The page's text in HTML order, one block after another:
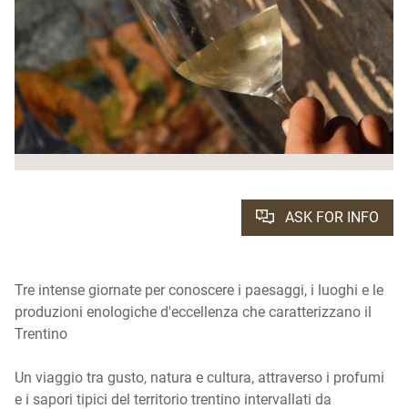
ASK FOR INFO
Tre intense giornate per conoscere i paesaggi, i luoghi e le
produzioni enologiche d'eccellenza che caratterizzano il
Trentino
Un viaggio tra gusto, natura e cultura, attraverso i profumi
e i sapori tipici del territorio trentino intervallati da